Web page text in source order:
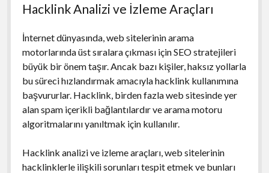
Hacklink Analizi ve İzleme Araçları
İnternet dünyasında, web sitelerinin arama
motorlarında üst sıralara çıkması için SEO stratejileri
büyük bir önem taşır. Ancak bazı kişiler, haksız yollarla
bu süreci hızlandırmak amacıyla hacklink kullanımına
başvururlar. Hacklink, birden fazla web sitesinde yer
alan spam içerikli bağlantılardır ve arama motoru
algoritmalarını yanıltmak için kullanılır.
Hacklink analizi ve izleme araçları, web sitelerinin
hacklinklerle ilişkili sorunları tespit etmek ve bunları